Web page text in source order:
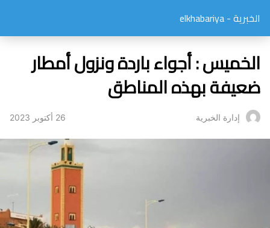
الخبرية - elkhabariya
الخميس : أجواء باردة ونزول أمطار
ضعيفة بهذه المناطق
إدارة الخبرية 26 أكتوبر 2023